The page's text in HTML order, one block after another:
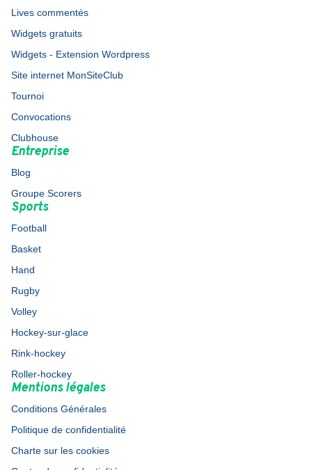
Lives commentés
Widgets gratuits
Widgets - Extension Wordpress
Site internet MonSiteClub
Tournoi
Convocations
Clubhouse
Entreprise
Blog
Groupe Scorers
Sports
Football
Basket
Hand
Rugby
Volley
Hockey-sur-glace
Rink-hockey
Roller-hockey
Mentions légales
Conditions Générales
Politique de confidentialité
Charte sur les cookies